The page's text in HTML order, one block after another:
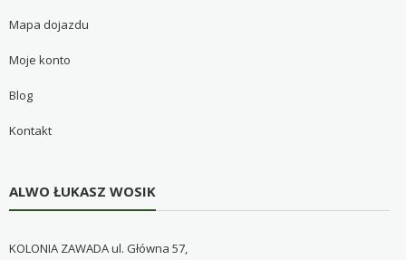
Mapa dojazdu
Moje konto
Blog
Kontakt
ALWO ŁUKASZ WOSIK
KOLONIA ZAWADA ul. Główna 57,